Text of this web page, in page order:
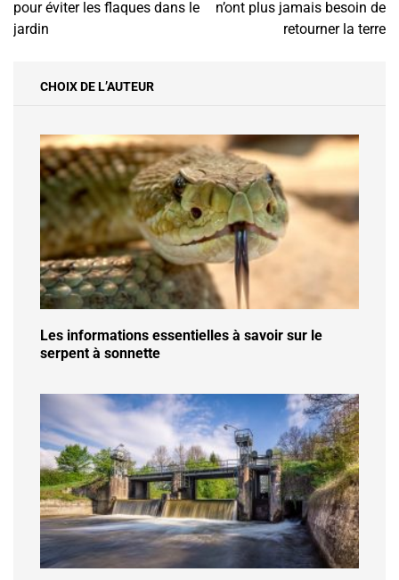
l’article
pour éviter les flaques dans le
jardin
n’ont plus jamais besoin de
retourner la terre
CHOIX DE L’AUTEUR
Les informations essentielles à savoir sur le
serpent à sonnette